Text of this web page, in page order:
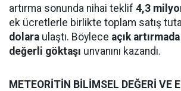
artırma sonunda nihai teklif 4,3
ek ücretlerle birlikte toplam satış
dolara ulaştı. Böylece açık
değerli göktaşı unvanını kazandı.
METEORİTİN BİLİMSEL DEĞERİ VE